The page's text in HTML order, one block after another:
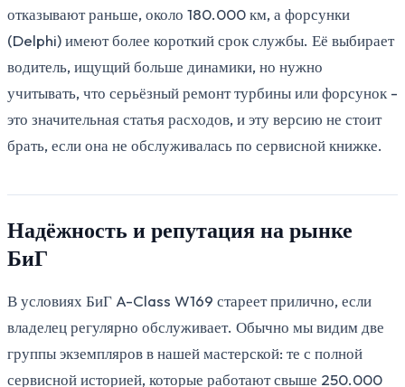
отказывают раньше, около 180.000 км, а форсунки
(Delphi) имеют более короткий срок службы. Её выбирает
водитель, ищущий больше динамики, но нужно
учитывать, что серьёзный ремонт турбины или форсунок -
это значительная статья расходов, и эту версию не стоит
брать, если она не обслуживалась по сервисной книжке.
Надёжность и репутация на рынке
БиГ
В условиях БиГ A-Class W169 стареет прилично, если
владелец регулярно обслуживает. Обычно мы видим две
группы экземпляров в нашей мастерской: те с полной
сервисной историей, которые работают свыше 250.000